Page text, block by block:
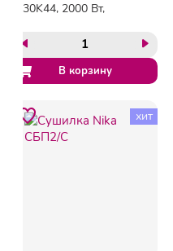
SI30K44, 2000 Вт,
антинакипь, самоочистка,
лиловый
хит